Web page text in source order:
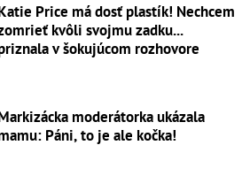
Price má dosť plastík! Nechcem
kvôli svojmu zadku...
v šokujúcom rozhovore
moderátorka ukázala
Páni, to je ale kočka!